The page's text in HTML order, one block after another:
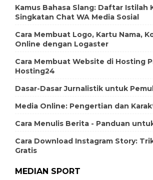
Kamus Bahasa Slang: Daftar Istilah
Singkatan Chat WA Media Sosial
Cara Membuat Logo, Kartu Nama,
Online dengan Logaster
Cara Membuat Website di Hosting
Hosting24
Dasar-Dasar Jurnalistik untuk
Media Online: Pengertian dan
Cara Menulis Berita - Panduan
Cara Download Instagram Story:
Gratis
MEDIAN SPORT